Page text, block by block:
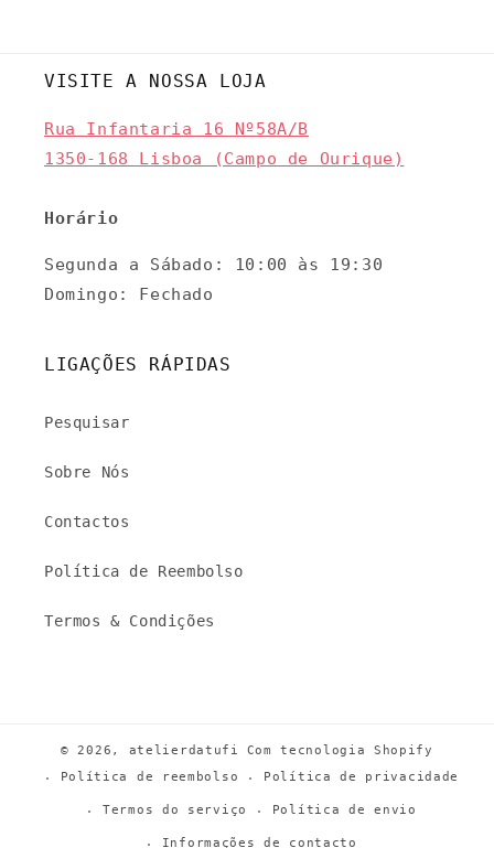
VISITE A NOSSA LOJA
Rua Infantaria 16 Nº58A/B
1350-168 Lisboa (Campo de Ourique)
Horário
Segunda a Sábado: 10:00 às 19:30
Domingo: Fechado
LIGAÇÕES RÁPIDAS
Pesquisar
Sobre Nós
Contactos
Política de Reembolso
Termos & Condições
© 2026, atelierdatufi
Com tecnologia Shopify
Política de reembolso
Política de privacidade
Termos do serviço Política de envio
Informações de contacto